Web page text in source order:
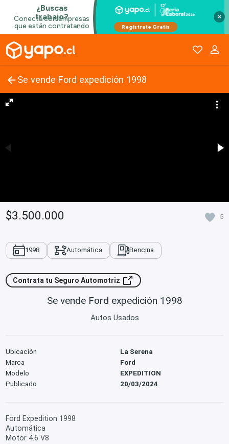
×
Se vende Ford expedición 1998
$3.500.000 5
1998 Automática Bencina
Contrata tu Seguro Automotriz
Se vende Ford expedición 1998
Autos Usados
Ubicación
La Serena
Marca
Ford
Modelo
EXPEDITION
Publicado
20/03/2024
Ford Expedition 1998
Automática
Motor 4.6 V8